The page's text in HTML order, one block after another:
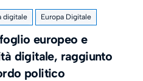
digitale Europa Digitale
europeo e
digitale, raggiunto
politico